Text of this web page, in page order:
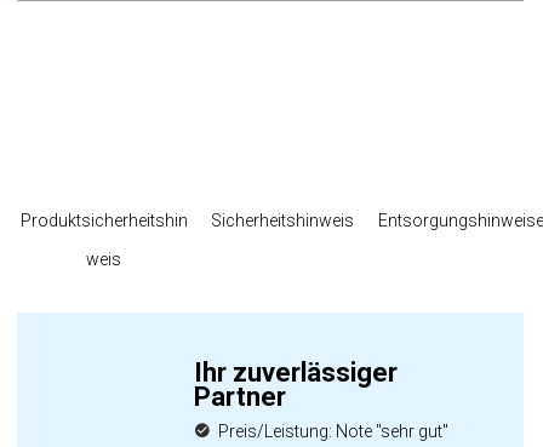
Produktsicherheitshin
weis
Sicherheitshinweis
Ihr zuverlässiger
Partner
Preis/Leistung: Note "sehr gut"